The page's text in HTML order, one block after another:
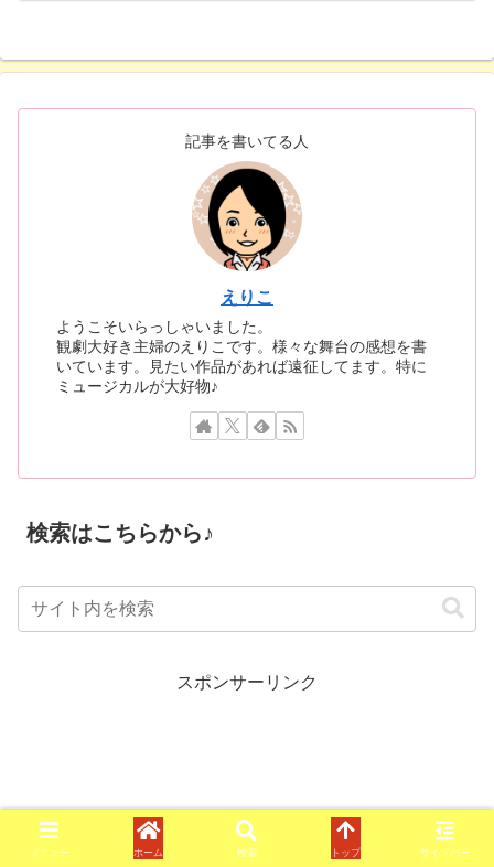
記事を書いてる人
えりこ
ようこそいらっしゃいました。
観劇大好き主婦のえりこです。様々な舞台の感想を書
いています。見たい作品があれば遠征してます。特に
ミュージカルが大好物♪
検索はこちらから♪
スポンサーリンク
メニュー ホーム 検索 トップ サイドバー